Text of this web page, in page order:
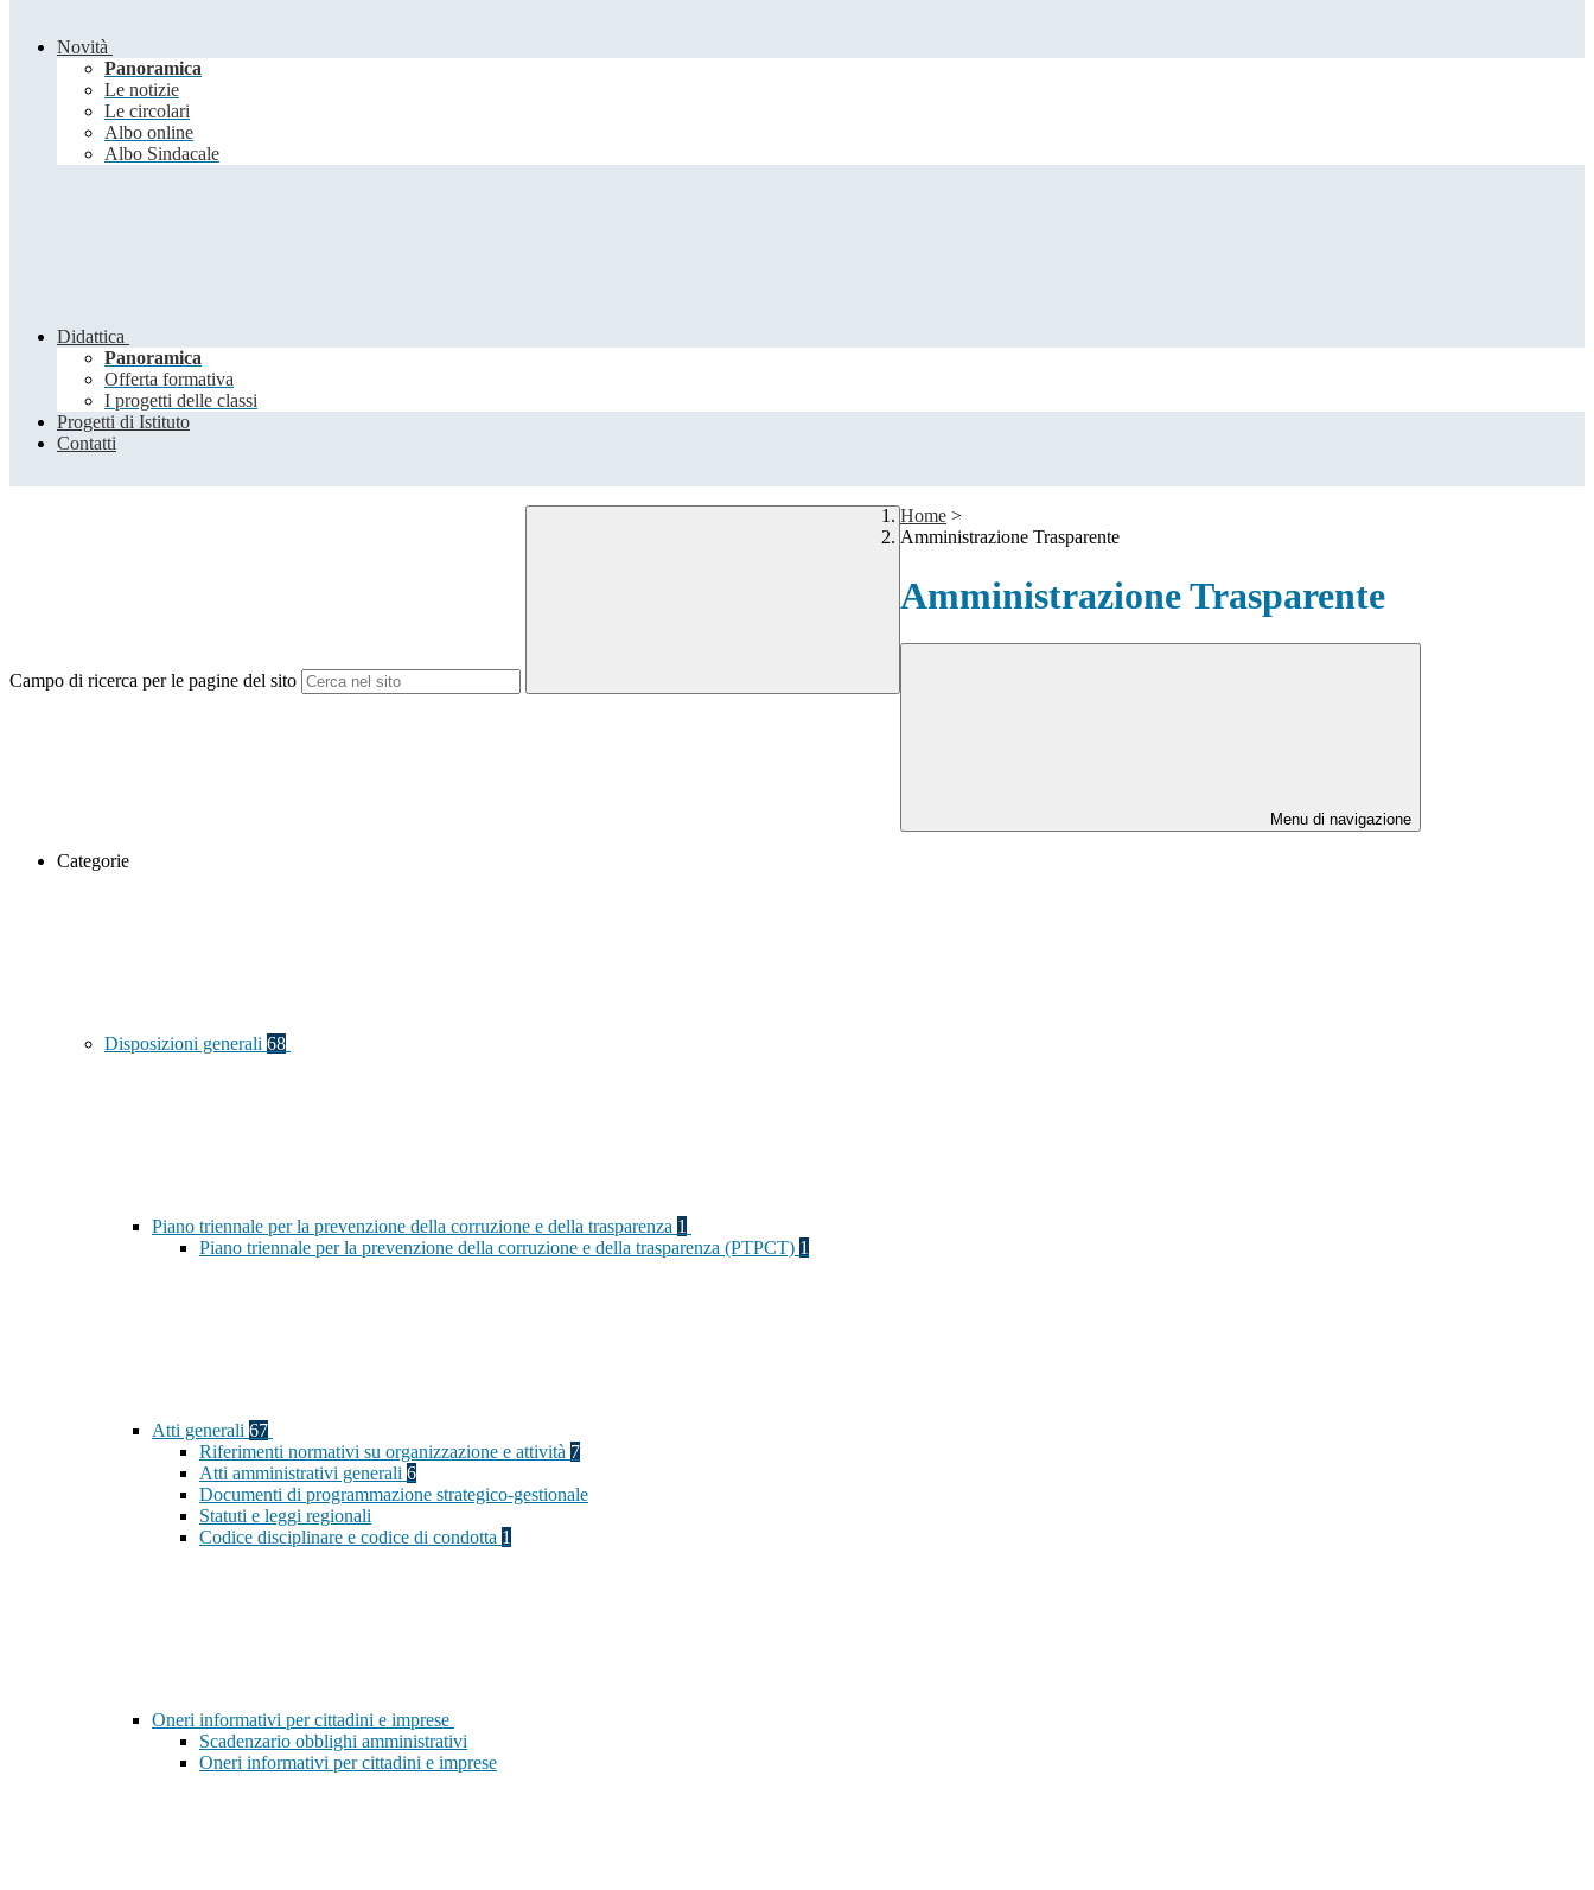
Novità
Panoramica
Le notizie
Le circolari
Albo online
Albo Sindacale
Didattica
Panoramica
Offerta formativa
I progetti delle classi
Progetti di Istituto
Contatti
Campo di ricerca per le pagine del sito
Home >
Amministrazione Trasparente
Amministrazione Trasparente
Menu di navigazione
Categorie
Disposizioni generali 68
Piano triennale per la prevenzione della corruzione e della trasparenza 1
Piano triennale per la prevenzione della corruzione e della trasparenza (PTPCT) 1
Atti generali 67
Riferimenti normativi su organizzazione e attività 7
Atti amministrativi generali 6
Documenti di programmazione strategico-gestionale
Statuti e leggi regionali
Codice disciplinare e codice di condotta 1
Oneri informativi per cittadini e imprese
Scadenzario obblighi amministrativi
Oneri informativi per cittadini e imprese